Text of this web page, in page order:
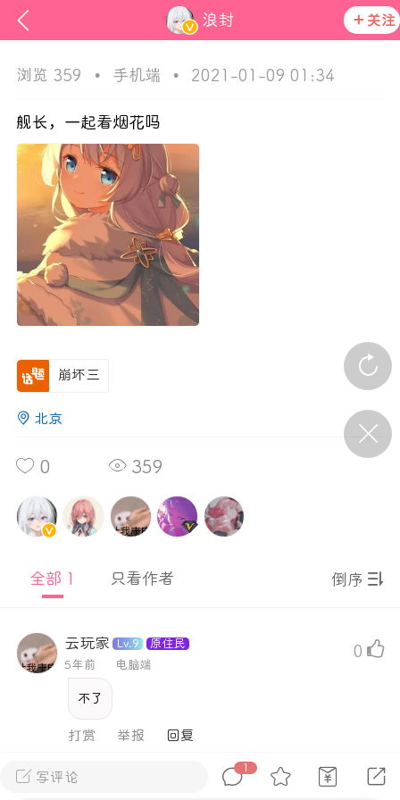
浪封 关注
区发布非法内容 发现立即永久封号
资讯
177
P站美图推荐——紫发特辑
P站美图推荐——透视装特辑（二）
写评论
1
浏览 359 • 手机端 • 2021-01-09 01:34
舰长，一起看烟花吗
崩坏三
北京
0 359
全部 1 只看作者 倒序
云玩家 Lv.9
原住民
5年前
电脑端
不了
0
打赏 举报